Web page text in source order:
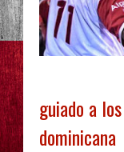
guiado a
dominicana